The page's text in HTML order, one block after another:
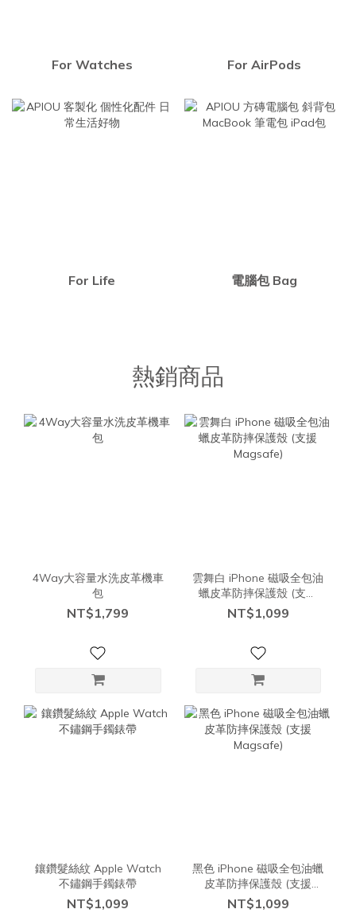
For Watches For AirPods
For Life 電腦包 Bag
熱銷商品
4Way大容量水洗皮革機車
包
NT$1,799
雲舞白 iPhone 磁吸全包油
蠟皮革防摔保護殼 (支援
Magsafe)
NT$1,099
鑲鑽髮絲紋 Apple Watch
不鏽鋼手鐲錶帶
NT$1,099
黑色 iPhone 磁吸全包油蠟
皮革防摔保護殼 (支援
Magsafe)
NT$1,099